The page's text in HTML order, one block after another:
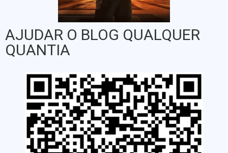
AJUDAR O BLOG QUALQUER
QUANTIA